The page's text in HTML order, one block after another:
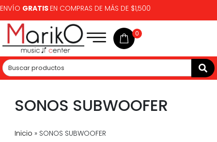
ENVÍO GRATIS EN COMPRAS DE MÁS DE $1,500
0
SONOS SUBWOOFER
Inicio » SONOS SUBWOOFER